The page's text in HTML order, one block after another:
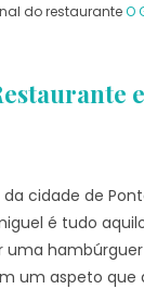
do restauranteO
cidade de
é tudo
uma
um aspeto que